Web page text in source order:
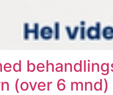
(over 6 mnd)